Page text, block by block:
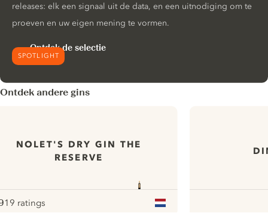
SPOTLIGHT
releases: elk een signaal uit de data, en een uitnodiging om te
proeven en uw eigen mening te vormen.
Ontdek de selectie
Ontdek andere gins
NOLET'S DRY GIN THE
RESERVE
19 ratings